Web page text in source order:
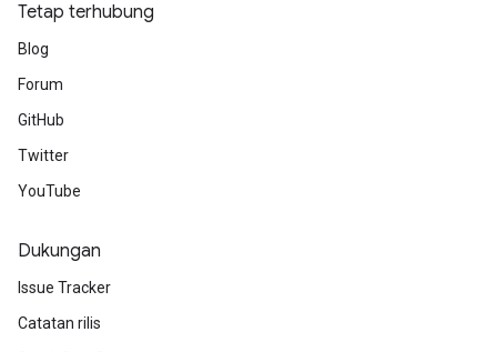
Tetap terhubung
Blog
Forum
GitHub
Twitter
YouTube
Dukungan
Issue Tracker
Catatan rilis